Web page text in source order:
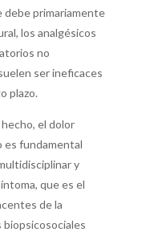
debe primariamente
los analgésicos
no
ser ineficaces
plazo.
el dolor
fundamental
y
que es el
de la